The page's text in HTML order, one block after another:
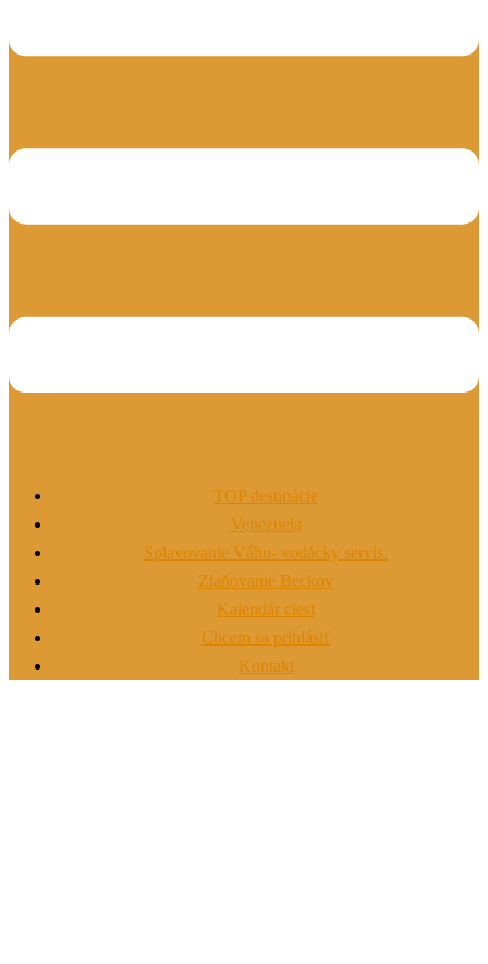
TOP destinácie
Venezuela
Splavovanie Váhu- vodácky servis.
Zlaňovanie Beckov
Kalendár ciest
Chcem sa prihlásiť
Kontakt